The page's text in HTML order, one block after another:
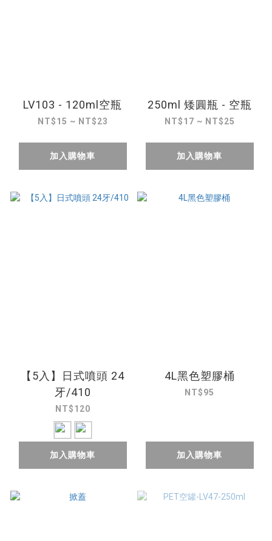
LV103 - 120ml空瓶
NT$15 ~ NT$23
加入購物車
250ml 矮圓瓶 - 空瓶
NT$17 ~ NT$25
加入購物車
【5入】日式噴頭 24
牙/410
NT$120
加入購物車
4L黑色塑膠桶
NT$95
加入購物車